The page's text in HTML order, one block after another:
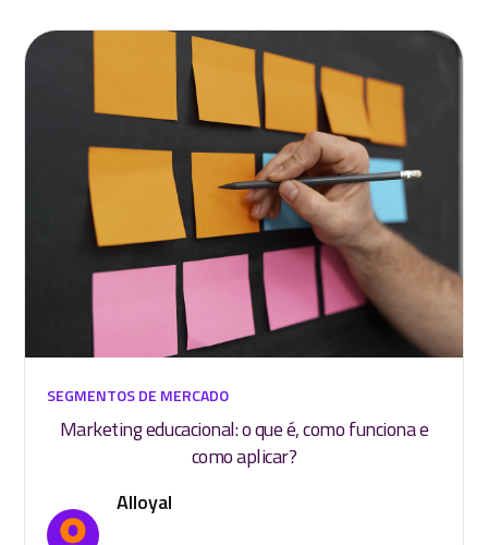
SEGMENTOS DE MERCADO
Marketing educacional: o que é, como funciona e
como aplicar?
Alloyal